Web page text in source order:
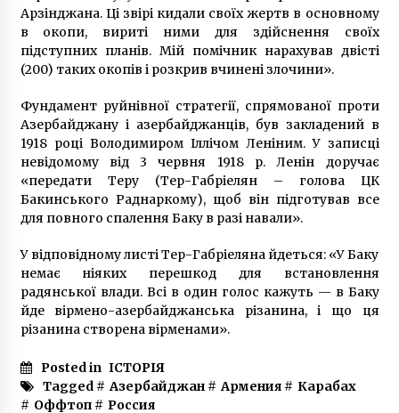
Арзінджана. Ці звірі кидали своїх жертв в основному
в окопи, вириті ними для здійснення своїх
підступних планів. Мій помічник нарахував двісті
(200) таких окопів і розкрив вчинені злочини».
Фундамент руйнівної стратегії, спрямованої проти
Азербайджану і азербайджанців, був закладений в
1918 році Володимиром Іллічом Леніним. У записці
невідомому від 3 червня 1918 р. Ленін доручає
«передати Теру (Тер-Габріелян – голова ЦК
Бакинського Раднаркому), щоб він підготував все
для повного спалення Баку в разі навали».
У відповідному листі Тер-Габріеляна йдеться: «У Баку
немає ніяких перешкод для встановлення
радянської влади. Всі в один голос кажуть — в Баку
йде вірмено-азербайджанська різанина, і що ця
різанина створена вірменами».
Posted in ІСТОРІЯ
Tagged # Азербайджан# Армения# Карабах
# Оффтоп# Россия